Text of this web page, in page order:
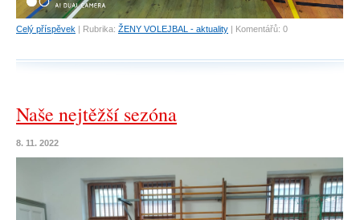
Celý příspěvek Rubrika: ŽENY VOLEJBAL - aktuality Komentářů: 0
Naše nejtěžší sezóna
8. 11. 2022